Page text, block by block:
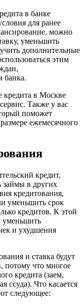
в банке
для ранее
можно
уменьшить
дополнительные
этим
банка.
кредита в Москве
Также у вас
поможет
ежемесячного
кредит,
займы в других
кредитования,
уменьшить срок
кредитов. К этой
уменьшить
и ухудшения
и ставка будут
потому что многое
кредита (заем,
ссуда). Что касается
следующее: